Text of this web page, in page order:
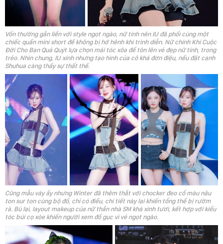
Vốn thường gắn liền với style ngọt ngào, nữ tính nên IU đã phối cùng một
chiếc quần mini short để không bị hớ hênh khi trình diễn. Nữ chính Khi Cuộc
Đời Cho Bạn Quả Quýt lựa chọn mái tóc xõa để tôn lên vẻ đẹp nữ tính, trong
trẻo. Nhìn chung, IU xinh nhưng tạo hình của cô khá đơn điệu, nếu đặt cạnh
Shuhua càng thấy sự thất thế.
Cũng mẫu váy ấy nhưng Winter đã thêm thắt với chocker đeo cổ màu nâu
ton sur ton cùng bộ đồ, chỉ có điều, chi tiết này lại khiến tổng thể bị rườm
rà. Bù lại, layout makeup của nữ thần nhà SM khá xinh tươi, kết hợp với kiểu
tóc búi cọ xòe khiến người xem đổ gục vì vẻ ngọt ngào.